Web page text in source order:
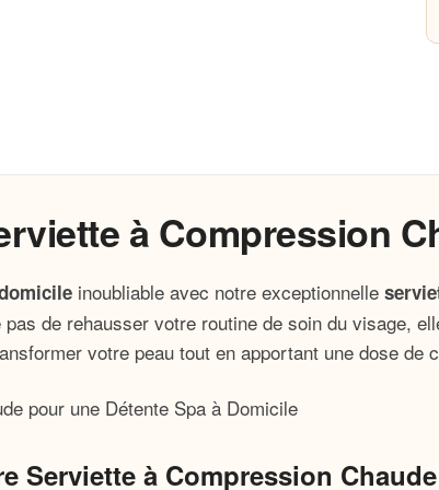
à Compression
inoubliable avec notre exceptionnelle
de rehausser votre routine de soin du visage,
votre peau tout en apportant une dose de
Serviette à Compression